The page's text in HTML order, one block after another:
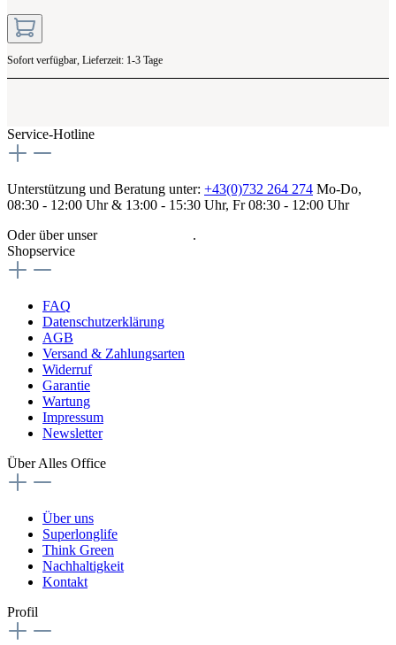
Sofort verfügbar, Lieferzeit: 1-3 Tage
Service-Hotline
Unterstützung und Beratung unter: +43(0)732 264 274 Mo-Do,
08:30 - 12:00 Uhr & 13:00 - 15:30 Uhr, Fr 08:30 - 12:00 Uhr
Oder über unser
.
Shopservice
FAQ
Datenschutzerklärung
AGB
Versand & Zahlungsarten
Widerruf
Garantie
Wartung
Impressum
Newsletter
Über Alles Office
Über uns
Superlonglife
Think Green
Nachhaltigkeit
Kontakt
Profil